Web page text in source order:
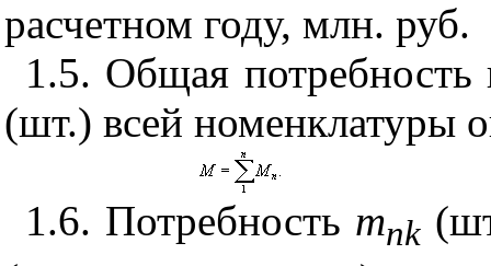
расчетном году, млн. руб.
1.5. Общая потребность
(шт.) всей номенклатуры
1.6. Потребность mnk